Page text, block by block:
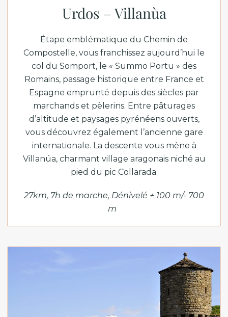
Urdos – Villanùa
Étape emblématique du Chemin de
Compostelle, vous franchissez aujourd’hui le
col du Somport, le « Summo Portu » des
Romains, passage historique entre France et
Espagne emprunté depuis des siècles par
marchands et pèlerins. Entre pâturages
d’altitude et paysages pyrénéens ouverts,
vous découvrez également l’ancienne gare
internationale. La descente vous mène à
Villanúa, charmant village aragonais niché au
pied du pic Collarada.
27km, 7h de marche, Dénivelé + 100 m/- 700
m